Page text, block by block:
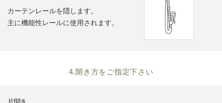
カーテンレールを隠します。
主に機能性レールに使用されます。
4.開き方をご指定下さい